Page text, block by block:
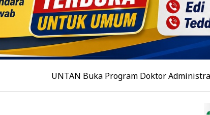
UNTAN Buka Program Doktor Administrasi Publik,